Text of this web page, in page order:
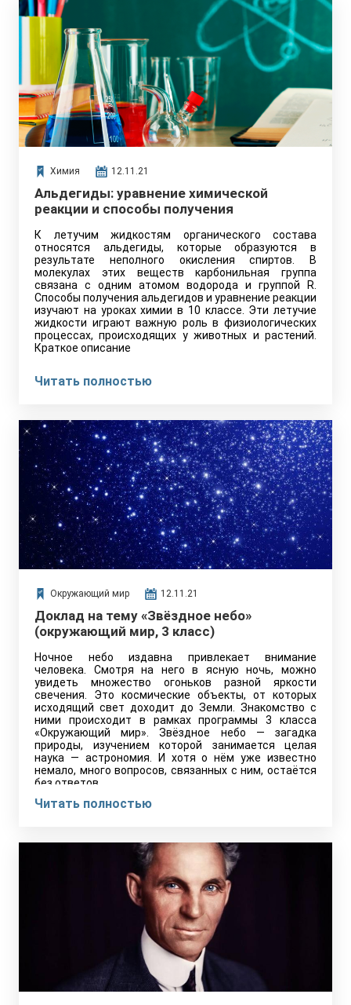
Химия 12.11.21
Альдегиды: уравнение химической
реакции и способы получения
К летучим жидкостям органического состава
относятся альдегиды, которые образуются в
результате неполного окисления спиртов. В
молекулах этих веществ карбонильная группа
связана с одним атомом водорода и группой R.
Способы получения альдегидов и уравнение реакции
изучают на уроках химии в 10 классе. Эти летучие
жидкости играют важную роль в физиологических
процессах, происходящих у животных и растений.
Краткое описание
Читать полностью
Окружающий мир 12.11.21
Доклад на тему «Звёздное небо»
(окружающий мир, 3 класс)
Ночное небо издавна привлекает внимание
человека. Смотря на него в ясную ночь, можно
увидеть множество огоньков разной яркости
свечения. Это космические объекты, от которых
исходящий свет доходит до Земли. Знакомство с
ними происходит в рамках программы 3 класса
«Окружающий мир». Звёздное небо — загадка
природы, изучением которой занимается целая
наука — астрономия. И хотя о нём уже известно
немало, много вопросов, связанных с ним, остаётся
без ответов.
Читать полностью